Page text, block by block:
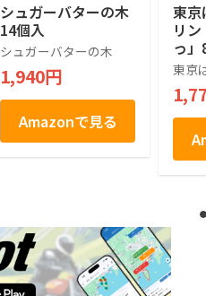
シュガーバターの木
14個入
シュガーバターの木
1,940円
Amazonで見る
東京
リ
っ
わせ
イー
東京